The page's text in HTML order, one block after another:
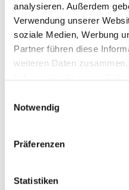
analysieren. Außerdem
Verwendung unserer
soziale Medien, Werbung
Partner führen diese
weiteren Daten
Notwendig
Präferenzen
Statistiken
Donnerstag, 23.
19:00 - 19:50 Uhr
Gemeindehaus
Gemeindehaus